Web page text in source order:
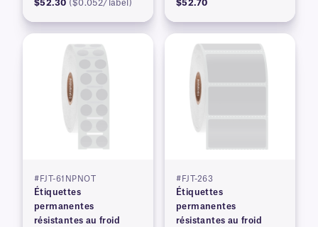
$52.30 ($0.052/label)
$52.70
#FJT-61NPNOT
Étiquettes
permanentes
résistantes au froid
#FJT-263
Étiquettes
permanentes
résistantes au froid